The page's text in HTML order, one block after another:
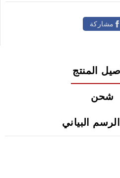
مشاركة
المنتج
شحن
البياني